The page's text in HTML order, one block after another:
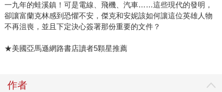
一九年的蛙溪鎮！可是電線、飛機、汽車……這些現代的發明，
卻讓富蘭克林感到恐懼不安，傑克和安妮該如何讓這位英雄人物
不再沮喪，並且下定決心簽署那份重要的文件？
★美國亞馬遜網路書店讀者5顆星推薦
作者